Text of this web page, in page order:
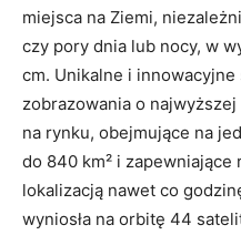
miejsca na Ziemi,
czy pory dnia lub nocy, w
cm. Unikalne i
zobrazowania o
na rynku, obejmujące na
do 840 km² i
lokalizacją nawet co
wyniosła na orbitę 44